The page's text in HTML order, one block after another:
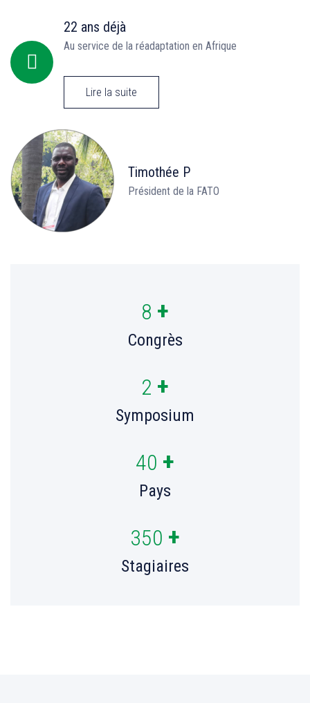
22 ans déjà
Au service de la réadaptation en Afrique
Lire la suite
Timothée P
Président de la FATO
8 +
Congrès
2 +
Symposium
40 +
Pays
350 +
Stagiaires